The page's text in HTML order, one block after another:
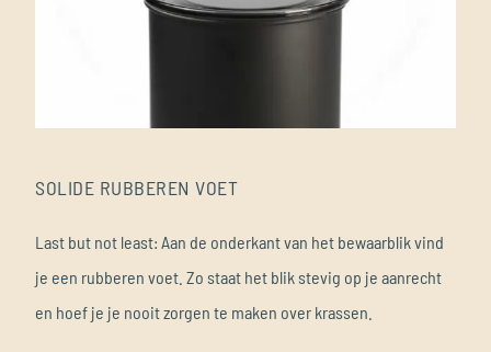
SOLIDE RUBBEREN VOET
Last but not least: Aan de onderkant van het bewaarblik vind
je een rubberen voet. Zo staat het blik stevig op je aanrecht
en hoef je je nooit zorgen te maken over krassen.